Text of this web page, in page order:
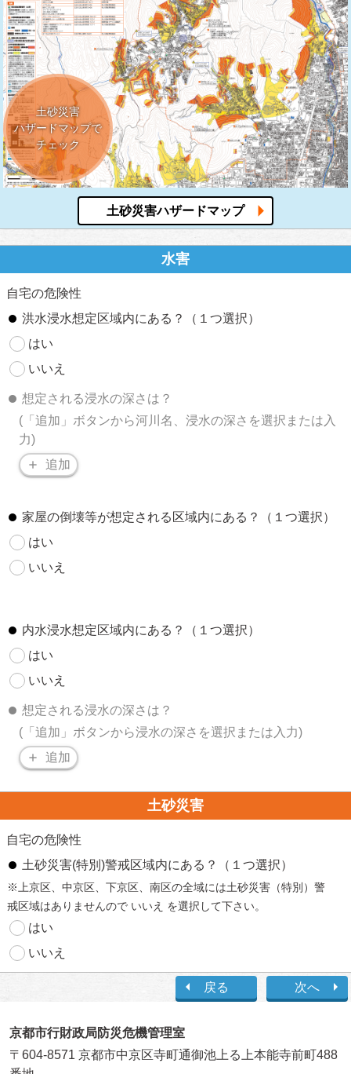
土砂災害
ハザードマップで
チェック
土砂災害ハザードマップ
水害
自宅の危険性
洪水浸水想定区域内にある？（１つ選択）
はい
いいえ
想定される浸水の深さは？
(「追加」ボタンから河川名、浸水の深さを選択または入
力)
追加
家屋の倒壊等が想定される区域内にある？（１つ選択）
はい
いいえ
内水浸水想定区域内にある？（１つ選択）
はい
いいえ
想定される浸水の深さは？
(「追加」ボタンから浸水の深さを選択または入力)
追加
土砂災害
自宅の危険性
土砂災害(特別)警戒区域内にある？（１つ選択）
※上京区、中京区、下京区、南区の全域には土砂災害（特別）警
戒区域はありませんので いいえ を選択して下さい。
はい
いいえ
戻る 次へ
京都市行財政局防災危機管理室
〒604-8571 京都市中京区寺町通御池上る上本能寺前町488